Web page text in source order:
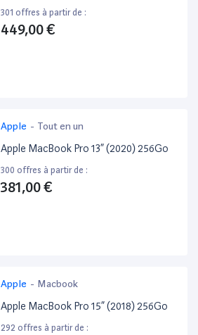
301 offres à partir de :
449,00 €
Apple - Tout en un
Apple MacBook Pro 13” (2020) 256Go
300 offres à partir de :
381,00 €
Apple - Macbook
Apple MacBook Pro 15” (2018) 256Go
292 offres à partir de :